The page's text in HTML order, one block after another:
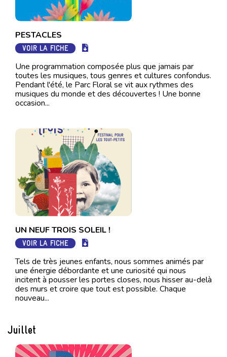
PESTACLES
VOIR LA FICHE
Une programmation composée plus que jamais par
toutes les musiques, tous genres et cultures confondus.
Pendant l'été, le Parc Floral se vit aux rythmes des
musiques du monde et des découvertes ! Une bonne
occasion...
UN NEUF TROIS SOLEIL !
VOIR LA FICHE
Tels de très jeunes enfants, nous sommes animés par
une énergie débordante et une curiosité qui nous
incitent à pousser les portes closes, nous hisser au-delà
des murs et croire que tout est possible. Chaque
nouveau...
Juillet